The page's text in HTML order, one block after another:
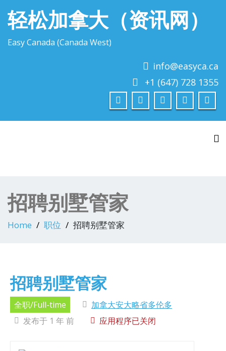
轻松加拿大（资讯网）
Easy Canada (Canada West)
info@easyca.ca
+1 (647) 728 1355
招聘别墅管家
Home 职位 招聘别墅管家
招聘别墅管家
全职/Full-time
加拿大安大略省多伦多
发布于 1 年 前
应用程序已关闭